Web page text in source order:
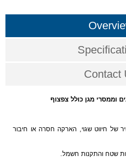
Contact
של חיווט שגוי, הארקה חסרה או חיבור
שטח והתקנות חשמל.